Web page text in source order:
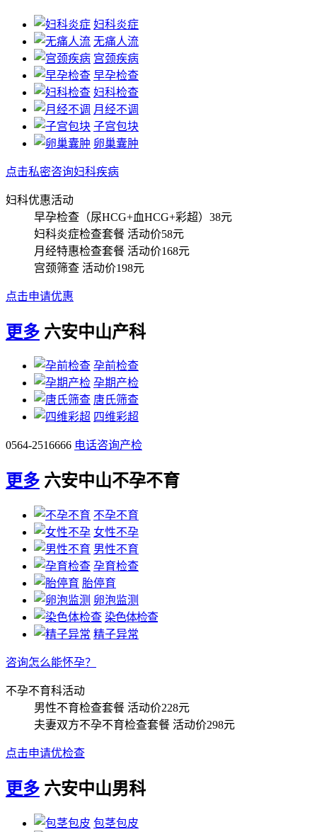
妇科炎症
无痛人流
宫颈疾病
早孕检查
妇科检查
月经不调
子宫包块
卵巢囊肿
点击私密咨询妇科疾病
妇科优惠活动
早孕检查（尿HCG+血HCG+彩超） 38元
妇科炎症检查套餐 活动价58元
月经特惠检查套餐 活动价168元
宫颈筛查 活动价198元
点击申请优惠
更多 六安中山产科
孕前检查
孕期产检
唐氏筛查
四维彩超
0564-2516666 电话咨询产检
更多 六安中山不孕不育
不孕不育
女性不孕
男性不育
孕育检查
胎停育
卵泡监测
染色体检查
精子异常
咨询怎么能怀孕？
不孕不育科活动
男性不育检查套餐 活动价228元
夫妻双方不孕不育检查套餐 活动价298元
点击申请优检查
更多 六安中山男科
包茎包皮